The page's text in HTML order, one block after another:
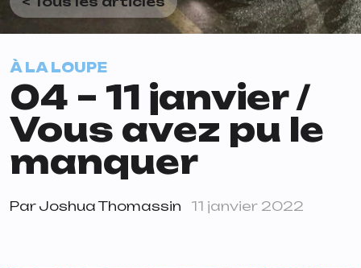
À LA LOUPE
04 – 11 janvier /
Vous avez pu le
manquer
Par Joshua Thomassin 11 janvier 2022